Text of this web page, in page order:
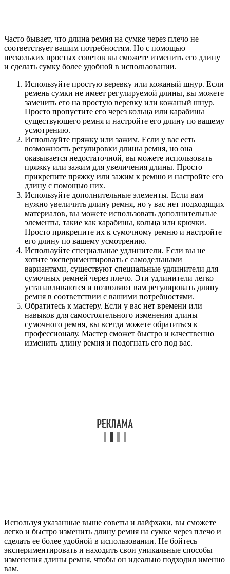
Часто бывает, что длина ремня на сумке через плечо не
соответствует вашим потребностям. Но с помощью
нескольких простых советов вы сможете изменить его длину
и сделать сумку более удобной в использовании.
Используйте простую веревку или кожаный шнур. Если
ремень сумки не имеет регулируемой длины, вы можете
заменить его на простую веревку или кожаный шнур.
Просто пропустите его через кольца или карабины
существующего ремня и настройте его длину по вашему
усмотрению.
Используйте пряжку или зажим. Если у вас есть
возможность регулировки длины ремня, но она
оказывается недостаточной, вы можете использовать
пряжку или зажим для увеличения длины. Просто
прикрепите пряжку или зажим к ремню и настройте его
длину с помощью них.
Используйте дополнительные элементы. Если вам
нужно увеличить длину ремня, но у вас нет подходящих
материалов, вы можете использовать дополнительные
элементы, такие как карабины, кольца или крючки.
Просто прикрепите их к сумочному ремню и настройте
его длину по вашему усмотрению.
Используйте специальные удлинители. Если вы не
хотите экспериментировать с самодельными
вариантами, существуют специальные удлинители для
сумочных ремней через плечо. Эти удлинители легко
устанавливаются и позволяют вам регулировать длину
ремня в соответствии с вашими потребностями.
Обратитесь к мастеру. Если у вас нет времени или
навыков для самостоятельного изменения длины
сумочного ремня, вы всегда можете обратиться к
профессионалу. Мастер сможет быстро и качественно
изменить длину ремня и подогнать его под вас.
Используя указанные выше советы и лайфхаки, вы сможете
легко и быстро изменить длину ремня на сумке через плечо и
сделать ее более удобной в использовании. Не бойтесь
экспериментировать и находить свои уникальные способы
изменения длины ремня, чтобы он идеально подходил именно
вам.